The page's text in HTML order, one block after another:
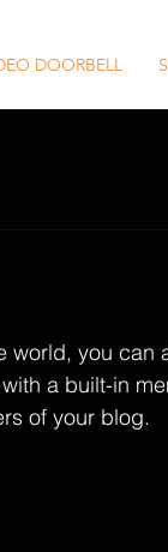
DOORBELL
world, you can
a built-in
of your blog.